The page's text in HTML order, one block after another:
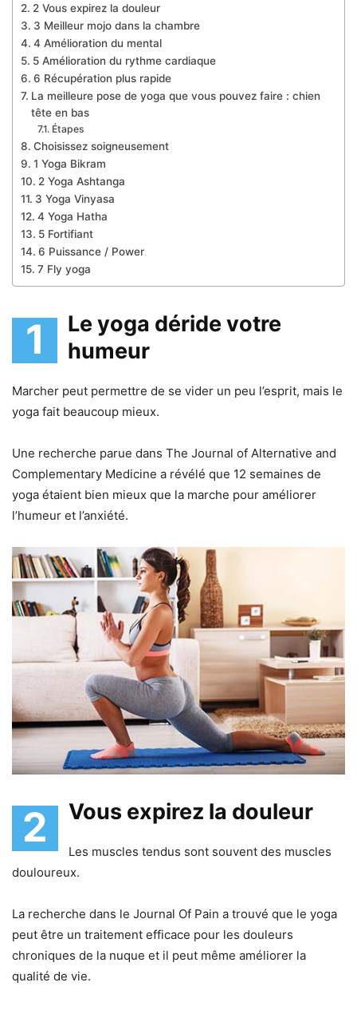
2 Vous expirez la douleur
3 Meilleur mojo dans la chambre
4 Amélioration du mental
5 Amélioration du rythme cardiaque
6 Récupération plus rapide
La meilleure pose de yoga que vous pouvez faire : chien
tête en bas
Étapes
Choisissez soigneusement
1 Yoga Bikram
2 Yoga Ashtanga
3 Yoga Vinyasa
4 Yoga Hatha
5 Fortifiant
6 Puissance / Power
7 Fly yoga
1
Le yoga déride votre
humeur
Marcher peut permettre de se vider un peu l’esprit, mais le
yoga fait beaucoup mieux.
Une recherche parue dans The Journal of Alternative and
Complementary Medicine a révélé que 12 semaines de
yoga étaient bien mieux que la marche pour améliorer
l’humeur et l’anxiété.
2 Vous expirez la douleur
Les muscles tendus sont souvent des muscles
douloureux.
La recherche dans le Journal Of Pain a trouvé que le yoga
peut être un traitement efficace pour les douleurs
chroniques de la nuque et il peut même améliorer la
qualité de vie.